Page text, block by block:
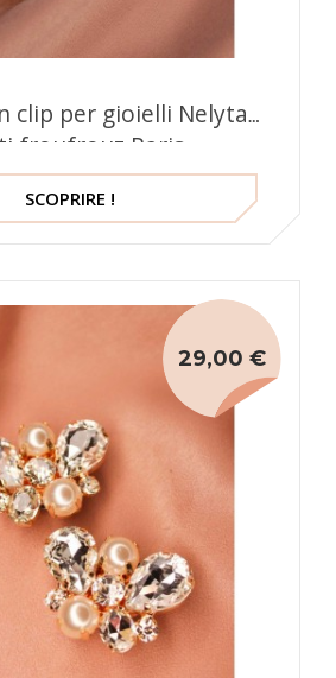
clip per gioielli Nelyta
froufrouz Paris
SCOPRIRE !
29,00 €